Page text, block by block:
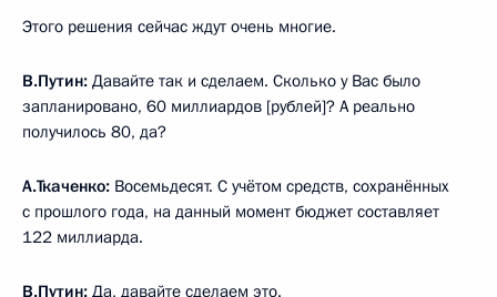
Этого решения сейчас ждут очень многие.
В.Путин: Давайте так и сделаем. Сколько у Вас было
запланировано, 60 миллиардов [рублей]? А реально
получилось 80, да?
А.Ткаченко: Восемьдесят. С учётом средств, сохранённых
с прошлого года, на данный момент бюджет составляет
122 миллиарда.
В.Путин: Да, давайте сделаем это.